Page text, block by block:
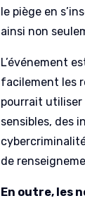
le piège en
ainsi non
L’événement
facilement les
pourrait utiliser
sensibles, des
de
En outre, les